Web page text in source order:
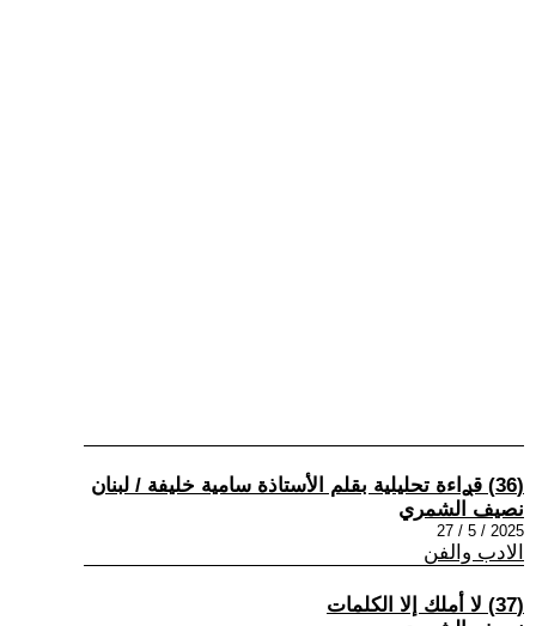
(36) قࢪاءة تحليلية بقلم الأستاذة سامية خليفة / لبنان
نصيف الشمري
2025 / 5 / 27
الادب والفن
(37) لا أملك إلا الكلمات